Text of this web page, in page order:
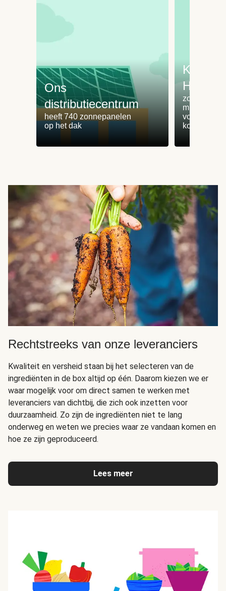
Ons
distributiecentrum
heeft 740 zonnepanelen
op het dak
Koken
zorgt voor
minder
koken
Rechtstreeks van onze leveranciers
Kwaliteit en versheid staan bij het selecteren van de
ingrediënten in de box altijd op één. Daarom kiezen we er
waar mogelijk voor om direct samen te werken met
leveranciers van dichtbij, die zich ook inzetten voor
duurzaamheid. Zo zijn de ingrediënten niet te lang
onderweg en weten we precies waar ze vandaan komen en
hoe ze zijn geproduceerd.
Lees meer